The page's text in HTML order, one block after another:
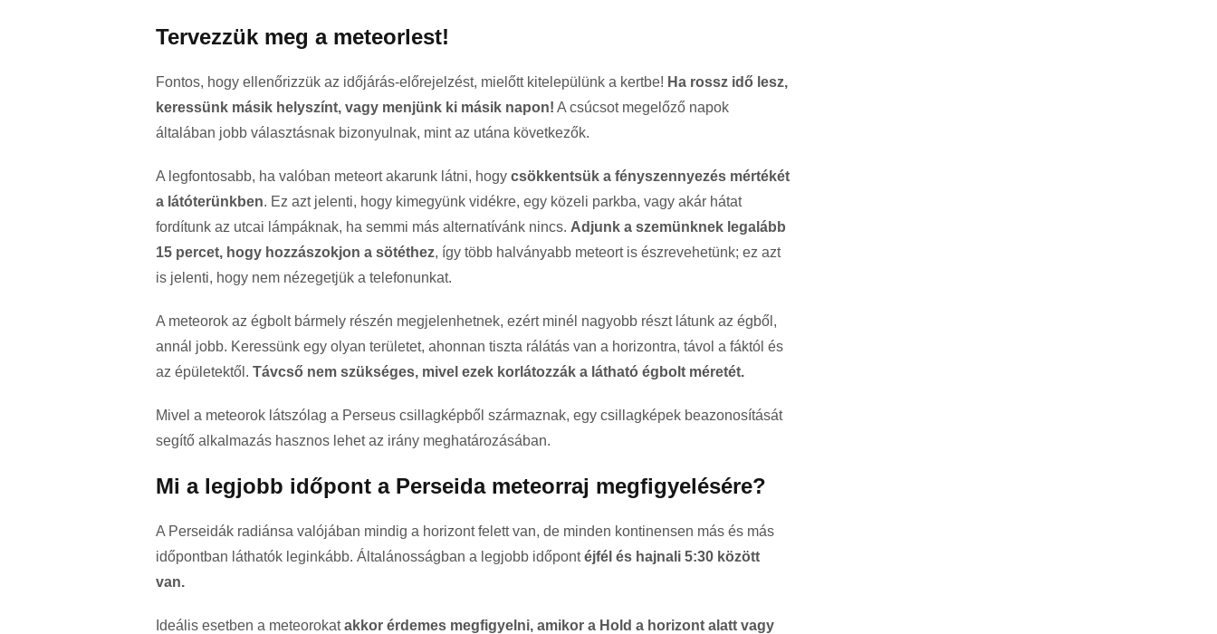
Tervezzük meg a meteorlest!
Fontos, hogy ellenőrizzük az időjárás-előrejelzést, mielőtt kitelepülünk a kertbe! Ha rossz idő lesz,
keressünk másik helyszínt, vagy menjünk ki másik napon! A csúcsot megelőző napok
általában jobb választásnak bizonyulnak, mint az utána következők.
A legfontosabb, ha valóban meteort akarunk látni, hogy csökkentsük a fényszennyezés mértékét
a látóterünkben. Ez azt jelenti, hogy kimegyünk vidékre, egy közeli parkba, vagy akár hátat
fordítunk az utcai lámpáknak, ha semmi más alternatívánk nincs. Adjunk a szemünknek legalább
15 percet, hogy hozzászokjon a sötéthez, így több halványabb meteort is észrevehetünk; ez azt
is jelenti, hogy nem nézegetjük a telefonunkat.
A meteorok az égbolt bármely részén megjelenhetnek, ezért minél nagyobb részt látunk az égből,
annál jobb. Keressünk egy olyan területet, ahonnan tiszta rálátás van a horizontra, távol a fáktól és
az épületektől. Távcső nem szükséges, mivel ezek korlátozzák a látható égbolt méretét.
Mivel a meteorok látszólag a Perseus csillagképből származnak, egy csillagképek beazonosítását
segítő alkalmazás hasznos lehet az irány meghatározásában.
Mi a legjobb időpont a Perseida meteorraj megfigyelésére?
A Perseidák radiánsa valójában mindig a horizont felett van, de minden kontinensen más és más
időpontban láthatók leginkább. Általánosságban a legjobb időpontéjfél és hajnali 5:30 között
van.
Ideális esetben a meteorokatakkor érdemes megfigyelni, amikor a Hold a horizont alatt vagy